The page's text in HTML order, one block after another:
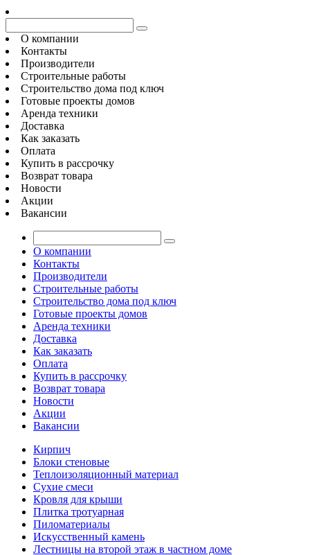
О компании
Контакты
Производители
Строительные работы
Строительство дома под ключ
Готовые проекты домов
Аренда техники
Доставка
Как заказать
Оплата
Купить в рассрочку
Возврат товара
Новости
Акции
Вакансии
О компании
Контакты
Производители
Строительные работы
Строительство дома под ключ
Готовые проекты домов
Аренда техники
Доставка
Как заказать
Оплата
Купить в рассрочку
Возврат товара
Новости
Акции
Вакансии
Кирпич
Блоки стеновые
Теплоизоляционный материал
Сухие смеси
Кровля для крыши
Плитка тротуарная
Пиломатериалы
Искусственный камень
Лестницы на второй этаж в частном доме